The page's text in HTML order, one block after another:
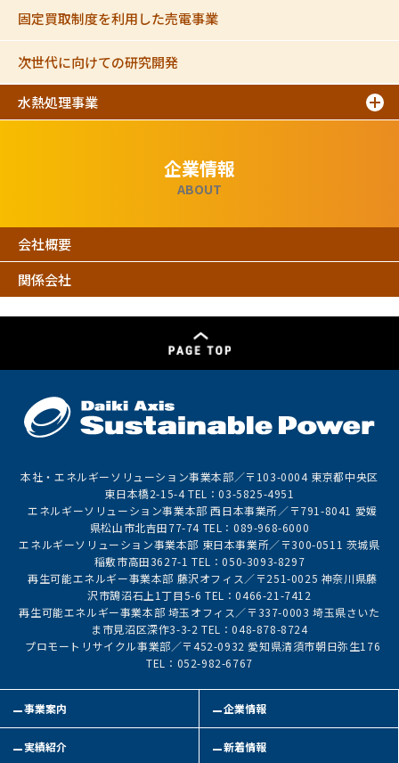
固定買取制度を利用した売電事業
次世代に向けての研究開発
水熱処理事業
企業情報
ABOUT
会社概要
関係会社
本社・エネルギーソリューション事業本部／〒103-0004 東京都中央区
東日本橋2-15-4 TEL：03-5825-4951
エネルギーソリューション事業本部 西日本事業所／〒791-8041 愛媛
県松山市北吉田77-74 TEL：089-968-6000
エネルギーソリューション事業本部 東日本事業所／〒300-0511 茨城県
稲敷市高田3627-1 TEL：050-3093-8297
再生可能エネルギー事業本部 藤沢オフィス／〒251-0025 神奈川県藤
沢市鵠沼石上1丁目5-6 TEL：0466-21-7412
再生可能エネルギー事業本部 埼玉オフィス／〒337-0003 埼玉県さいた
ま市見沼区深作3-3-2 TEL：048-878-8724
プロモートリサイクル事業部／〒452-0932 愛知県清須市朝日弥生176
TEL：052-982-6767
事業案内 企業情報
実績紹介 新着情報